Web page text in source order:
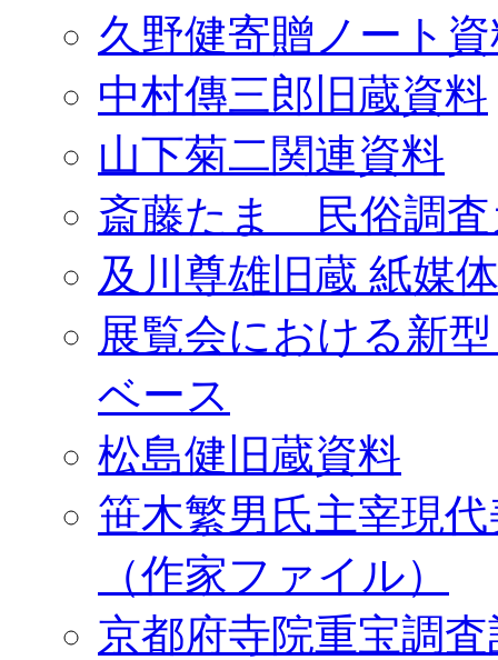
久野健寄贈ノート
中村傳三郎旧蔵資料
山下菊二関連資料
斎藤たま 民俗調査
及川尊雄旧蔵 紙媒
展覧会における新
ベース
松島健旧蔵資料
笹木繁男氏主宰現
（作家ファイル）
京都府寺院重宝調